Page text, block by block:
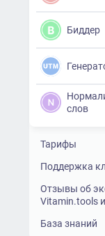
Биддер
слов
Тарифы
Поддержка
Отзывы об
Vitamin.tools
База знаний